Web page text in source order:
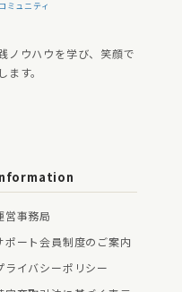
ミュニティ
ノウハウを学び、笑顔で
す。
営事務局
ポート会員制度のご案内
ライバシーポリシー